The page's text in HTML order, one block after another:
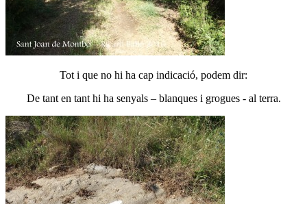
Tot i que no hi ha cap indicació, podem dir:
De tant en tant hi ha senyals – blanques i grogues - al terra.